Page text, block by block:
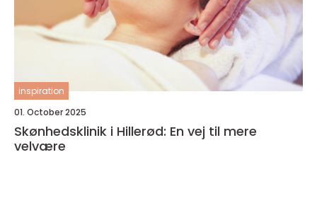
inspiration
01. October 2025
Skønhedsklinik i Hillerød: En vej til mere
velvære